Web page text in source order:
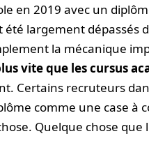
en 2019 avec un
largement dépassés
la mécanique
vite que les cursus
Certains recruteurs
comme une case à
Quelque chose